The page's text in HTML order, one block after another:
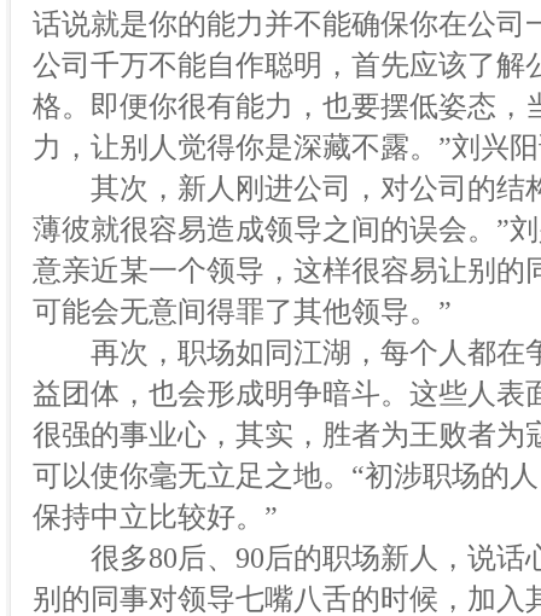
话说就是你的能力并不能确保你在公司
公司千万不能自作聪明，首先应该了解
格。即便你很有能力，也要摆低姿态
力，让别人觉得你是深藏不露。”刘兴
其次，新人刚进公司，对公司的结
薄彼就很容易造成领导之间的误会。”
意亲近某一个领导，这样很容易让别
可能会无意间得罪了其他领导。”
再次，职场如同江湖，每个人都在
益团体，也会形成明争暗斗。这些人
很强的事业心，其实，胜者为王败者
可以使你毫无立足之地。“初涉职场的
保持中立比较好。”
很多80后、90后的职场新人，说话
别的同事对领导七嘴八舌的时候，加